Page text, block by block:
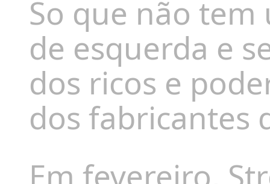
So que não
de esquerda e
dos ricos e
dos fabricantes